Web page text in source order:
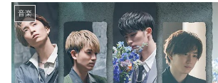
音楽